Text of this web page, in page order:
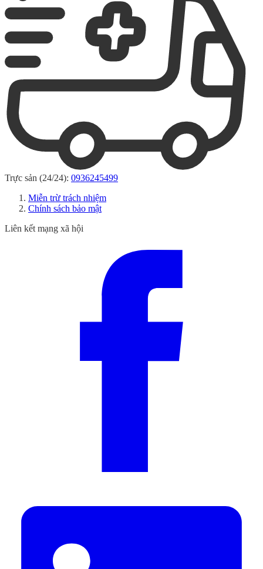
Trực sản (24/24): 0936245499
Miễn trừ trách nhiệm
Chính sách bảo mật
Liên kết mạng xã hội